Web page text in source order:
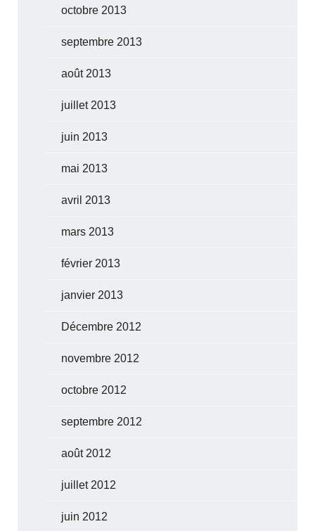
octobre 2013
septembre 2013
août 2013
juillet 2013
juin 2013
mai 2013
avril 2013
mars 2013
février 2013
janvier 2013
Décembre 2012
novembre 2012
octobre 2012
septembre 2012
août 2012
juillet 2012
juin 2012